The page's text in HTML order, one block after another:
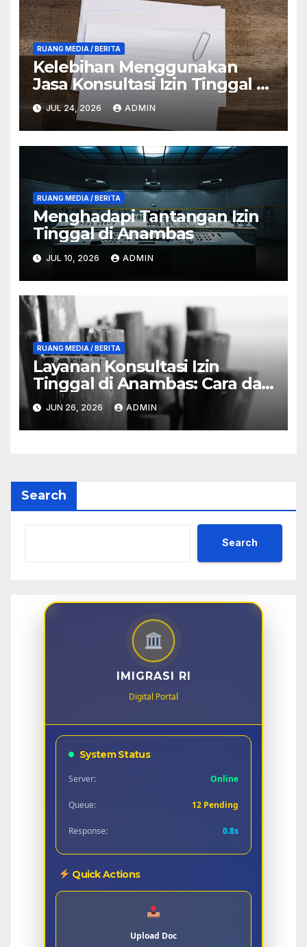
RUANG MEDIA / BERITA
Kelebihan Menggunakan
Jasa Konsultasi Izin Tinggal di
Anambas
JUL 24, 2026 ADMIN
RUANG MEDIA / BERITA
Menghadapi Tantangan Izin
Tinggal di Anambas
JUL 10, 2026 ADMIN
RUANG MEDIA / BERITA
Layanan Konsultasi Izin
Tinggal di Anambas: Cara dan
Manfaat
JUN 26, 2026 ADMIN
Search
Search
IMIGRASI RI
Digital Portal
System Status
Server: Online
Queue: 12 Pending
Response: 0.8s
Quick Actions
Upload Doc